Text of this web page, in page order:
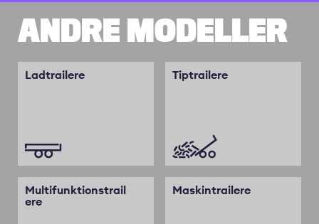
ANDRE MODELLER
Ladtrailere Tiptrailere
Multifunktionstrail
ere
Maskintrailere